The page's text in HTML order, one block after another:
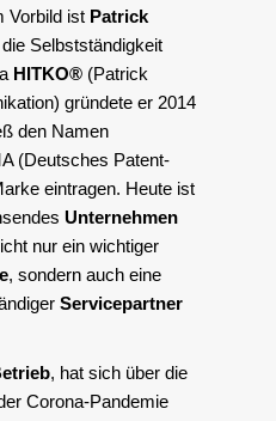
Vorbild ist Patrick
Selbstständigkeit
HITKO® (Patrick
gründete er 2014
den Namen
(Deutsches Patent-
eintragen. Heute ist
Unternehmen
nur ein wichtiger
, sondern auch eine
Servicepartner
, hat sich über die
Corona-Pandemie